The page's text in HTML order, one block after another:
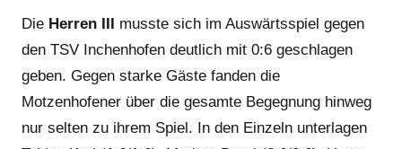
Die Herren III musste sich im Auswärtsspiel gegen
den TSV Inchenhofen deutlich mit 0:6 geschlagen
geben. Gegen starke Gäste fanden die
Motzenhofener über die gesamte Begegnung hinweg
nur selten zu ihrem Spiel. In den Einzeln unterlagen